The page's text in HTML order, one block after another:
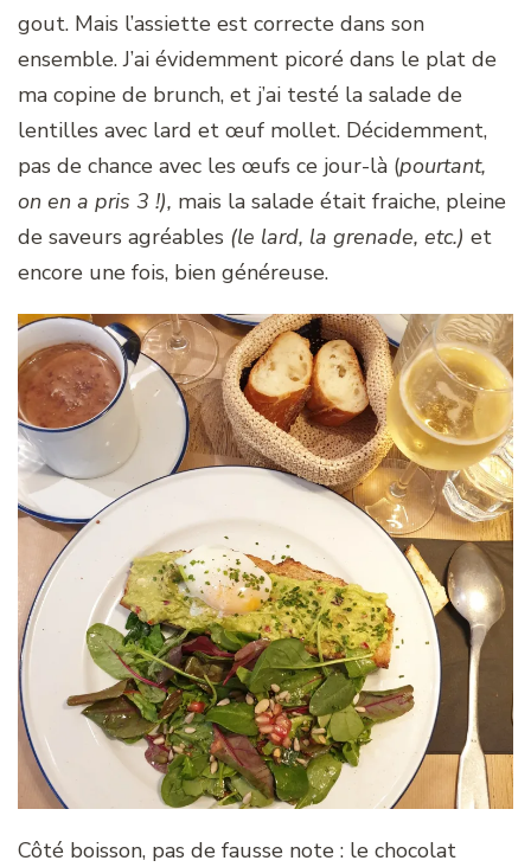
gout. Mais l’assiette est correcte dans son
ensemble. J’ai évidemment picoré dans le plat de
ma copine de brunch, et j’ai testé la salade de
lentilles avec lard et œuf mollet. Décidemment,
pas de chance avec les œufs ce jour-là (pourtant,
on en a pris 3 !), mais la salade était fraiche, pleine
de saveurs agréables (le lard, la grenade, etc.) et
encore une fois, bien généreuse.
Côté boisson, pas de fausse note : le chocolat